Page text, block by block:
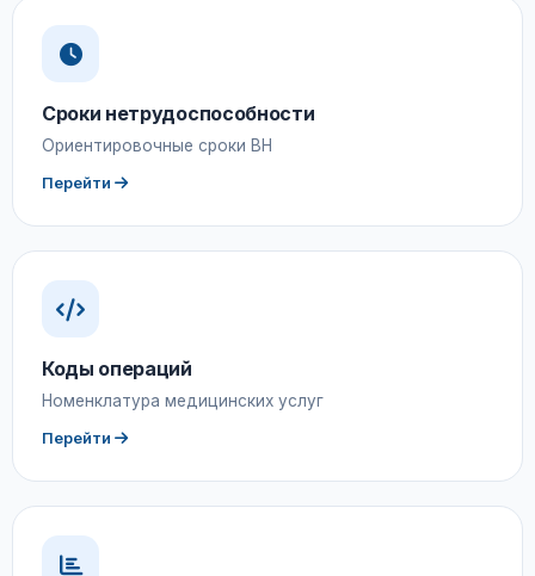
Сроки нетрудоспособности
Ориентировочные сроки ВН
Перейти
Коды операций
Номенклатура медицинских услуг
Перейти